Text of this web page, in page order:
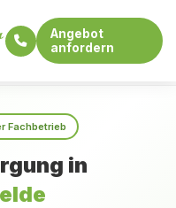
Angebot
anfordern
Fachbetrieb
in